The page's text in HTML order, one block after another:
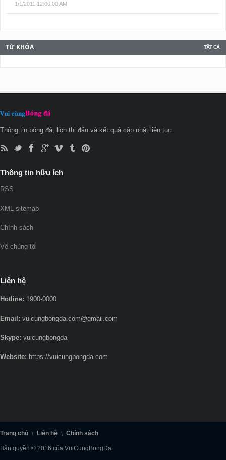
1/1/2011 12:00:00 AM
TẤT CẢ
TỪ KHÓA
Thông tin bóng đá, lịch thi đấu và kết quả cập nhật liên tục.
Thông tin hữu ích
RSS
XML sitemap
Chính sách
Vê chúng tôi
Liên hệ
Hotline: 1900-0000
Email: vuicungbongda.com@gmail.com
Skype: vuicungbongda
Website: https://vuicungbongda.com
Trang chủ Liên hệ Chính sách
Bản quyền © 2016 của VuiCungBongDa.